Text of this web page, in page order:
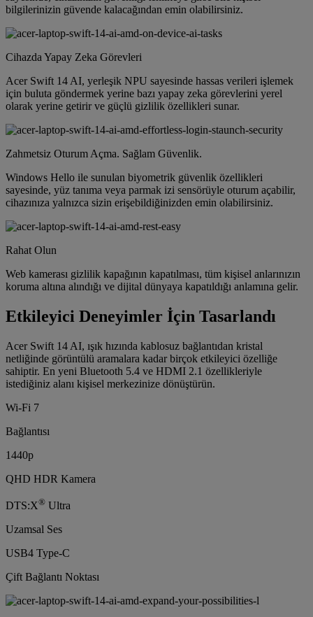
bilgilerinizin güvende kalacağından emin olabilirsiniz.
Cihazda Yapay Zeka Görevleri
Acer Swift 14 AI, yerleşik NPU sayesinde hassas verileri işlemek
için buluta göndermek yerine bazı yapay zeka görevlerini yerel
olarak yerine getirir ve güçlü gizlilik özellikleri sunar.
Zahmetsiz Oturum Açma. Sağlam Güvenlik.
Windows Hello ile sunulan biyometrik güvenlik özellikleri
sayesinde, yüz tanıma veya parmak izi sensörüyle oturum açabilir,
cihazınıza yalnızca sizin erişebildiğinizden emin olabilirsiniz.
Rahat Olun
Web kamerası gizlilik kapağının kapatılması, tüm kişisel anlarınızın
koruma altına alındığı ve dijital dünyaya kapatıldığı anlamına gelir.
Etkileyici Deneyimler İçin Tasarlandı
Acer Swift 14 AI, ışık hızında kablosuz bağlantıdan kristal
netliğinde görüntülü aramalara kadar birçok etkileyici özelliğe
sahiptir. En yeni Bluetooth 5.4 ve HDMI 2.1 özellikleriyle
istediğiniz alanı kişisel merkezinize dönüştürün.
Wi-Fi 7
Bağlantısı
1440p
QHD HDR Kamera
DTS:X® Ultra
Uzamsal Ses
USB4 Type-C
Çift Bağlantı Noktası